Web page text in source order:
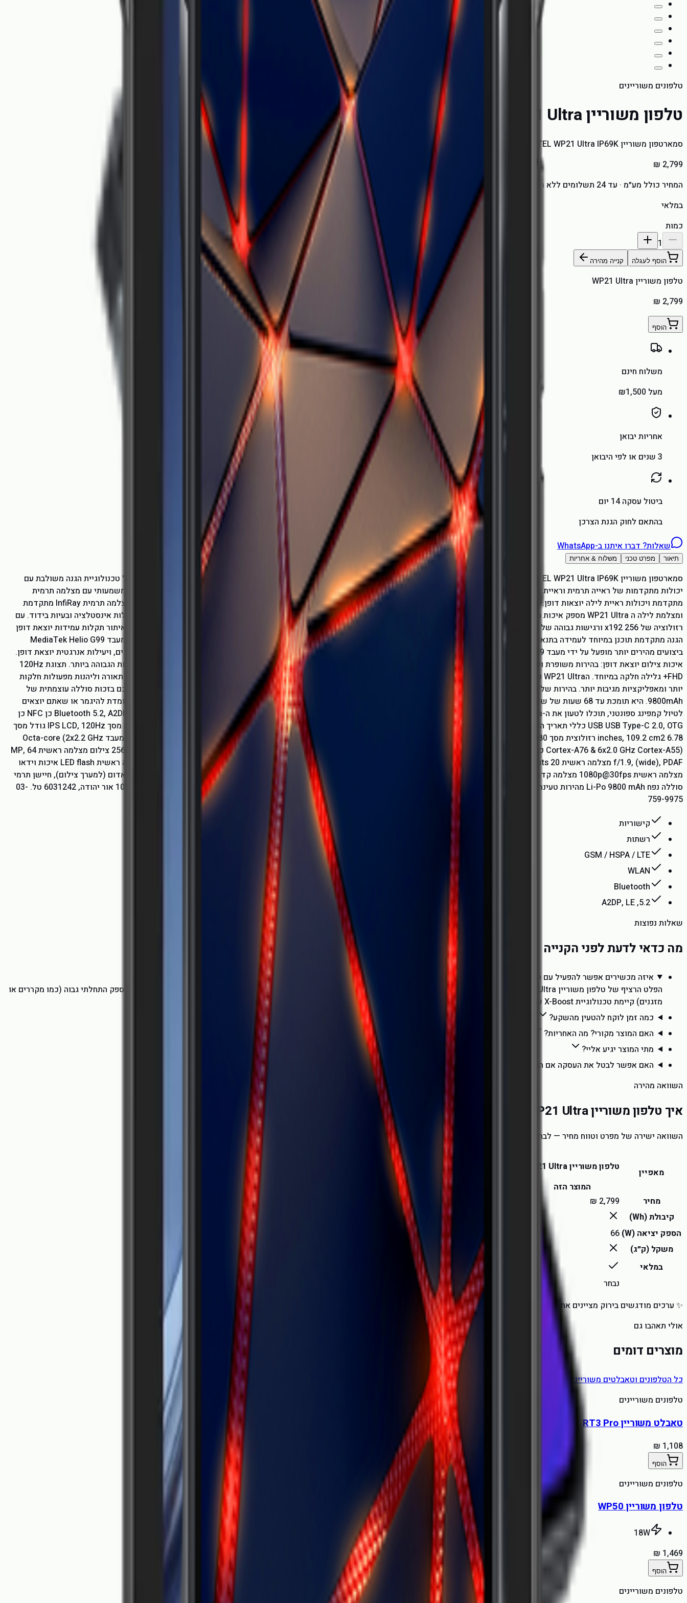
טלפונים משוריינים
טלפון משוריין WP21 Ultra
סמארטפון משוריין OUKITEL WP21 Ultra IP69K מצלמה תרמית
המחיר כולל מע״מ · עד 24 תשלומים ללא ריבית
במלאי
כמות
1
הוסף לעגלה קנייה מהירה
טלפון משוריין WP21 Ultra
הוסף
משלוח חינם
מעל ₪1,500
אחריות יבואן
3 שנים או לפי היבואן
ביטול עסקה 14 יום
בהתאם לחוק הגנת הצרכן
שאלות? דברו איתנו ב-WhatsApp
תיאור מפרט טכני משלוח & אחריות
סמארטפון משוריין OUKITEL WP21 Ultra IP69K מצלמה תרמית מק"ט: OK-WP21ULTRA סמארטפון משוריין WP21 Ultra IP69K מבית OUKITEL, מציג את הדור הבא של טכנולוגיית הגנה משולבת עם
יכולות מתקדמות של ראייה תרמית וראיית לילה. עם מבנה משוריין קשיח במיוחד, המכשיר לא רק מגן על עצמו בתנאי שטח מאתגרים, אלא גם מעניק לכם יתרון טכנולוגי משמעותי עם מצלמה תרמית
מתקדמת ויכולות ראיית לילה יוצאות דופן. זהו לא סתם עוד סמארטפון - זהו כלי עבודה מתקדם שתוכנן במיוחד עבור אנשי מקצוע שלא מתפשרים על ביצועים. מצויד במצלמה תרמית InfiRay מתקדמת
ומצלמת לילה ה WP21 Ultra מספק איכות תמונה מעולה וזיהוי מדויק של בעיות טמפרטורה נסתרות. המכשיר מיועד לאיתור מהיר של קצרים חשמליים, דליפות אוויר, תקלות אינסטלציה ובעיות בידוד. עם
רזולוציה של x192 256 ורגישות גבוהה של 12 מיקרומטר, המכשיר מספק תוצאות מדויקות גם בחושך מוחלט ובתנאי מזג אוויר קשים. חדות משודרגת - כלי רב-תכליתי לאיתור תקלות עמידות יוצאת דופן
הגנה מתקדמת תוכנן במיוחד לעמידה בתנאי חוץ וסביבות קשות, ה-WP21 Ultra הינו בעל דירוג IP68 לעמידות במים, IP69K לעמידות באבק, ותקן MIL-STD-810H צבאי. מעבד MediaTek Helio G99
ביצועים מהירים יותר מופעל על ידי מעבד MediaTek Helio G99, הסמארטפון העמיד WP21 Ultra מאפשר לך לחוות אפליקציות מהירות במיוחד, משחקים וסטרימינג חלקים, ויעילות אנרגטית יוצאת דופן.
איכות צילום יוצאת דופן: בהירות משופרת ופרטים עשירים. ה-WP21 Ultra מצויד במערך מצלמות משולש בגב וחיישן קדמי 20MP, המבטיחים לכם תמונות וסרטונים באיכות הגבוהה ביותר. תצוגת 120Hz
FHD+ גלילה חלקה במיוחד. הWP21 Ultra כולל מסך מגע IPS בגודל 6.78 אינץ' FHD+ עם קצב רענון של 120Hz, המאפשר לכם לצפות בנוחות בפרטים ובצבעים חיים בכל תאורה וליהנות מפעולות חלקות
יותר ומאפליקציות מגיבות יותר. בהירות של 430 ניטים מספקת קריאות מצוינת בחוץ. סוללת 9800mAh - מחזיקה מעמד עד 48 ימים. ה-WP21 Ultra לעולם לא יאכזב אתכם בזכות סוללה עוצמתית של
9800mAh. היא תומכת עד 68 שעות של שיחות או נשארת במצב המתנה למשך 48 ימים מדהימים. טעינה מהירה במיוחד 66W – 100% סוללה ב59 דקות בין אם הסוללה עומדת להיגמר או שאתם יוצאים
לטיול קמפינג ספונטני, תוכלו לטעון את ה-WP21 Ultra במלואו תוך 59 דקות בלבד עם מטען העל המהיר 66W קישוריות רשתות GSM / HSPA / LTE WLAN כן Bluetooth 5.2, A2DP, LE GPS כן NFC כן
USB USB Type-C 2.0, OTG כללי תאריך השקה מרץ 2023 מימדים 117.3מ"מ*84.3 מ"מ*19 מ"מ משקל 398 גרם מבנה משוריין SIM Nano-SIM + Nano-SIM תצוגה סוג מסך IPS LCD, 120Hz גודל מסך
6.78 inches, 109.2 cm2 רזולוצית מסך 1080 x 2460 pixels (~396 ppi density) נתוני מערכת מערכת הפעלה Android 13 ערכת שבבים Mediatek Helio G99 (6 nm) מעבד Octa-core (2x2.2 GHz
Cortex-A76 & 6x2.0 GHz Cortex-A55) כרטיס מסך Mali-G57 MC2 זיכרון הרחבת זיכרון microSDXC (uses shared SIM slot) זיכרון פנימי וירטואלי 256GB 12GB RAM צילום מצלמה ראשית 64 MP,
f/1.9, (wide), PDAF מצלמה ראשית 20 MP, (night vision), 3 infrared night vision lights מצלמה ראשית 5 MP, (thermal camera), 256×192 pixels תכונות מצלמה ראשית LED flash איכות וידאו
מצלמה ראשית 1080p@30fps מצלמה קדמית 20 MP וידאו מצלמה קדמית Yes מדיה רמקולים כן חיבור 3.5 מ"מ לא תכונות חיישינים חיישן קרבה, מצפן, חיישן אינפרא אדום (למערך צילום), חיישן תרמי
סוללה נפח Li-Po 9800 mAh מהירות טעינה 66W חוטי, טעינת 50% ב25 דק'* כללי אחריות יבואן רשמי שנה ע"י ד.א ניוטק בע"מ שם היבואן: ד.א ניוטק בע"מ דוד אלעזר 107 אור יהודה, 6031242 טל. 03-
759-9975
קישוריות
רשתות
GSM / HSPA / LTE
WLAN
Bluetooth
5.2, A2DP, LE
שאלות נפוצות
מה כדאי לדעת לפני הקנייה
איזה מכשירים אפשר להפעיל עם טלפון משוריין WP21 Ultra?
הפלט הרציף של טלפון משוריין WP21 Ultra הוא 66W, מה שמאפשר להפעיל בו-זמנית מכשירים כמו מקרר, מאוורר, טלוויזיה, מחשב נייד ותאורה. למכשירים עם הספק התחלתי גבוה (כמו מקררים או
מזגנים) קיימת טכנולוגיית X-Boost של EcoFlow שמאפשרת הפעלה גם של מכשירים בהספק גבוה יותר.
כמה זמן לוקח להטעין מהשקע?
האם המוצר מקורי? מה האחריות?
מתי המוצר יגיע אליי?
האם אפשר לבטל את העסקה אם המוצר לא מתאים?
השוואה מהירה
איך טלפון משוריין WP21 Ultra משתווה לאלטרנטיבות
השוואה ישירה של מפרט וטווח מחיר — לבחירה מושכלת יותר.
מאפיין
טלפון משוריין WP21 Ultra
המוצר הזה
טלפון משוריין WP36 Pro
מחיר
קיבולת (Wh)
הספק יציאה (W)
66
33
משקל (ק״ג)
במלאי
נבחר
צפו
✨ ערכים מודגשים בירוק מציינים את הטוב ביותר בקטגוריה.
אולי תאהבו גם
מוצרים דומים
כל הטלפונים וטאבלטים משוריינים
טלפונים משוריינים
טאבלט משוריין RT3 Pro
הוסף
טלפונים משוריינים
טלפון משוריין WP50
18W
הוסף
טלפונים משוריינים